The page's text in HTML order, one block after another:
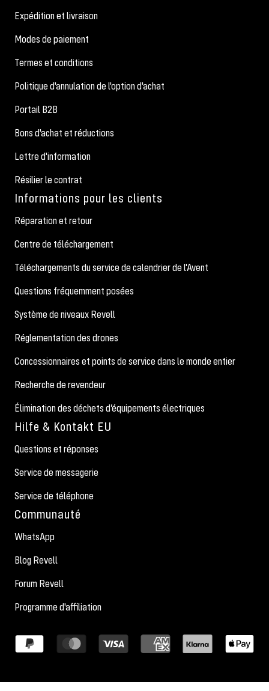
Expédition et livraison
Modes de paiement
Termes et conditions
Politique d'annulation de l'option d'achat
Portail B2B
Bons d'achat et réductions
Lettre d'information
Résilier le contrat
Informations pour les clients
Réparation et retour
Centre de téléchargement
Téléchargements du service de calendrier de l'Avent
Questions fréquemment posées
Système de niveaux Revell
Réglementation des drones
Concessionnaires et points de service dans le monde entier
Recherche de revendeur
Élimination des déchets d’équipements électriques
Hilfe & Kontakt EU
Questions et réponses
Service de messagerie
Service de téléphone
Communauté
WhatsApp
Blog Revell
Forum Revell
Programme d'affiliation